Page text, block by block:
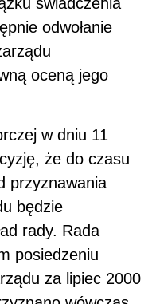
świadczenia
odwołanie
oceną jego
w dniu 11
że do czasu
przyznawania
będzie
rady. Rada
posiedzeniu
za lipiec 2000